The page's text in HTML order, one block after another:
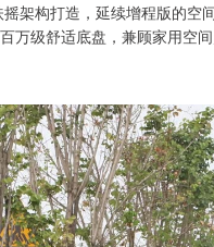
架构打造，延续增程版的空
万级舒适底盘，兼顾家用空